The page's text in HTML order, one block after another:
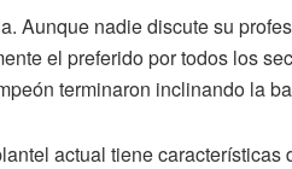
Aunque nadie discute su
el preferido por todos los
terminaron inclinando la
actual tiene características